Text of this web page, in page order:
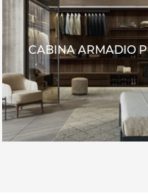
CABINA ARMADIO